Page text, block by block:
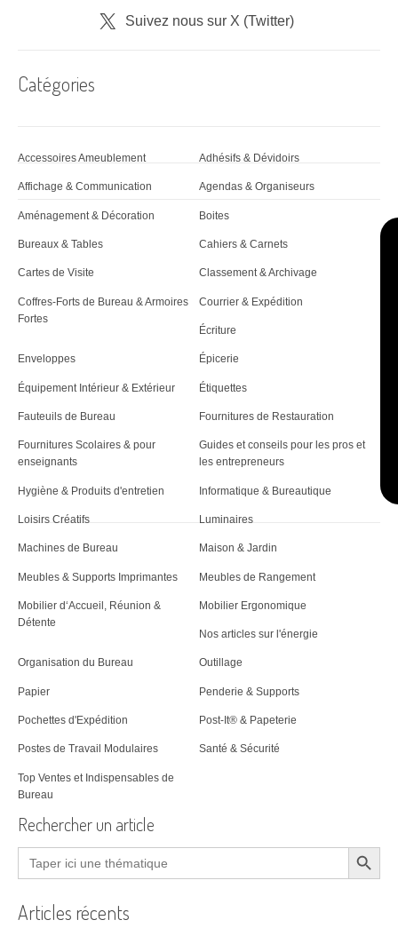
'
t
i
c
l
e
Suivez nous sur X (Twitter)
Catégories
Accessoires Ameublement Adhésifs & Dévidoirs
Affichage & Communication Agendas & Organiseurs
Aménagement & Décoration Boites
Bureaux & Tables Cahiers & Carnets
Cartes de Visite Classement & Archivage
Coffres-Forts de Bureau & Armoires
Fortes
Courrier & Expédition
Écriture
Enveloppes Épicerie
Équipement Intérieur & Extérieur Étiquettes
Fauteuils de Bureau Fournitures de Restauration
Fournitures Scolaires & pour
enseignants
Guides et conseils pour les pros et
les entrepreneurs
Hygiène & Produits d'entretien Informatique & Bureautique
Loisirs Créatifs Luminaires
Machines de Bureau Maison & Jardin
Meubles & Supports Imprimantes Meubles de Rangement
Mobilier d‘Accueil, Réunion &
Détente
Mobilier Ergonomique
Nos articles sur l'énergie
Organisation du Bureau Outillage
Papier Penderie & Supports
Pochettes d'Expédition Post-It® & Papeterie
Postes de Travail Modulaires Santé & Sécurité
Top Ventes et Indispensables de
Bureau
Rechercher un article
Search
for:
Search Button
Articles récents